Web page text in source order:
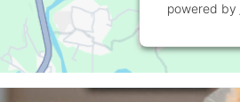
powered by